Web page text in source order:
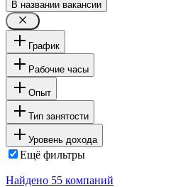
В названии вакансии
График
Рабочие часы
Опыт
Тип занятости
Уровень дохода
Ещё фильтры
Найдено 55 компаний